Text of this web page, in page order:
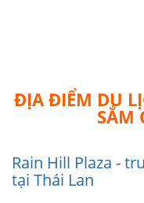
ĐỊA ĐIỂM DU
SẮM
Rain Hill Plaza -
tại Thái Lan